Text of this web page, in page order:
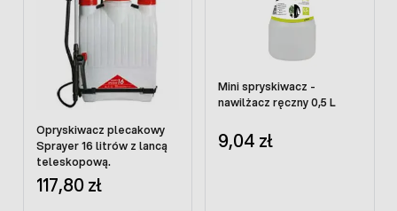
Opryskiwacz plecakowy
Sprayer 16 litrów z lancą
teleskopową.
117,80 zł
Mini spryskiwacz -
nawilżacz ręczny 0,5 L
9,04 zł